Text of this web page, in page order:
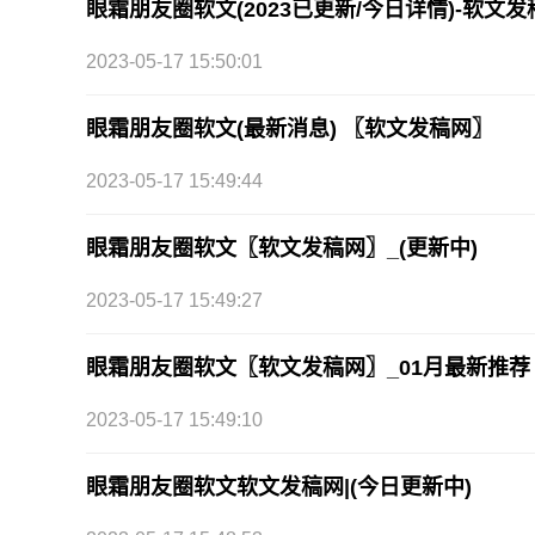
眼霜朋友圈软文(2023已更新/今日详情)-软文发
2023-05-17 15:50:01
眼霜朋友圈软文(最新消息) 〖软文发稿网〗
2023-05-17 15:49:44
眼霜朋友圈软文〖软文发稿网〗_(更新中)
2023-05-17 15:49:27
眼霜朋友圈软文〖软文发稿网〗_01月最新推荐
2023-05-17 15:49:10
眼霜朋友圈软文软文发稿网|(今日更新中)